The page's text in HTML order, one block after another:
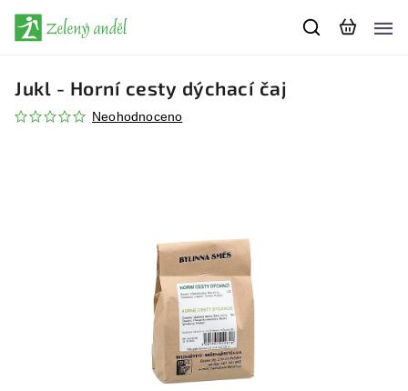
Jukl - Horní cesty dýchací čaj
Neohodnoceno